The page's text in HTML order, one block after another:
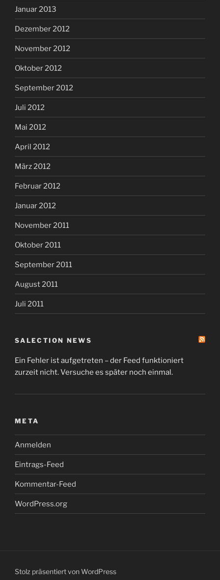
Januar 2013
Dezember 2012
November 2012
Oktober 2012
September 2012
Juli 2012
Mai 2012
April 2012
März 2012
Februar 2012
Januar 2012
November 2011
Oktober 2011
September 2011
August 2011
Juli 2011
SALECTION NEWS
Ein Fehler ist aufgetreten – der Feed funktioniert
zurzeit nicht. Versuche es später noch einmal.
META
Anmelden
Eintrags-Feed
Kommentar-Feed
WordPress.org
Stolz präsentiert von WordPress